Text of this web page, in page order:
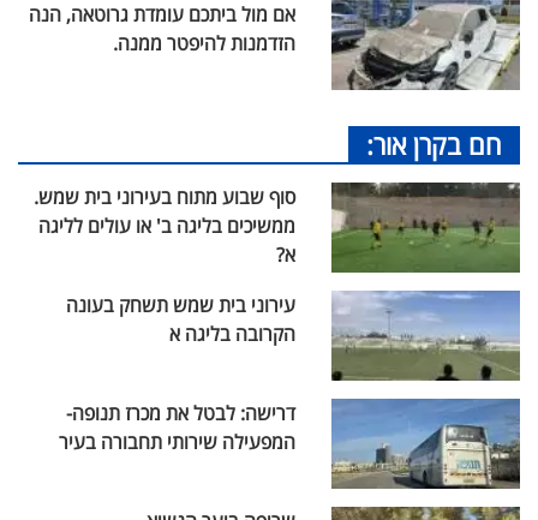
אם מול ביתכם עומדת גרוטאה, הנה
הזדמנות להיפטר ממנה.
חם בקרן אור:
סוף שבוע מתוח בעירוני בית שמש.
ממשיכים בליגה ב' או עולים לליגה
א?
עירוני בית שמש תשחק בעונה
הקרובה בליגה א
דרישה: לבטל את מכרז תנופה-
המפעילה שירותי תחבורה בעיר